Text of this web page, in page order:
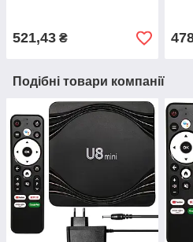
521,43 ₴
Подібні товари компанії